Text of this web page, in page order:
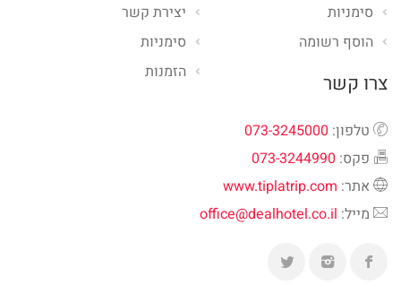
יצירת קשר
סימניות
הזמנות
סימניות
הוסף רשומה
צרו קשר
טלפון: 073-3245000
פקס: 073-3244990
אתר: www.tiplatrip.com
מייל: office@dealhotel.co.il